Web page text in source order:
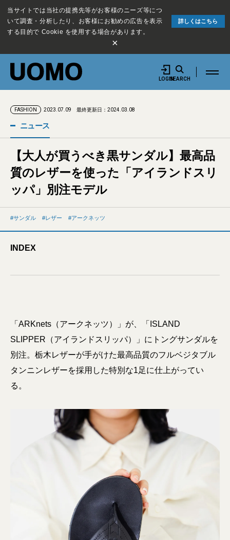
当サイトでは当社の提携先等がお客様のニーズ等につ
いて調査・分析したり、お客様にお勧めの広告を表示
する目的で Cookie を使用する場合があります。
詳しくはこちら
×
LOGINSEARCH
FASHION 2023.07.09 最終更新日：2024.03.08
ニュース
【大人が買うべき黒サンダル】最高品
質のレザーを使った「アイランドスリ
ッパ」別注モデル
サンダル レザー アークネッツ
INDEX
「ARKnets（アークネッツ）」が、「ISLAND
SLIPPER（アイランドスリッパ）」にトングサンダルを
別注。栃⽊レザーが手がけた最⾼品質のフルベジタブル
タンニンレザーを採⽤した特別な1足に仕上がってい
る。